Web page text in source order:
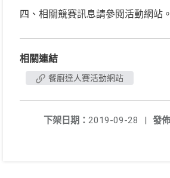
四、相關競賽訊息請參閱活動網站。
相關連結
餐廚達人賽活動網站
發
下架日期： 2019-09-28
|